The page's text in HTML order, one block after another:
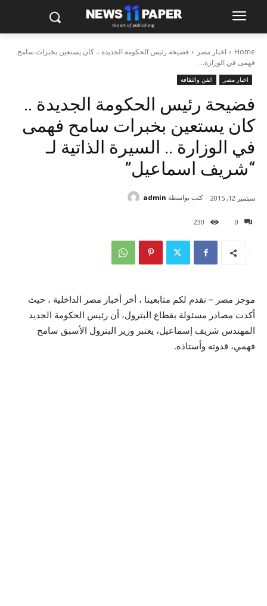
Home اخبار مصر
فضيحة رئيس الحكومة الجديدة .. كان يستعين بخبرات سامح
فهمى في الوزارة...
اخبار مصر الفن والثقافة
فضيحة رئيس الحكومة الجديدة ..
كان يستعين بخبرات سامح فهمى
في الوزارة .. السيرة الذاتية لـ
“شريف اسماعيل”
0
230
سبتمبر 12, 2015 كتب بواسطة admin
موجز مصر – نقدم لكم متابعينا ، أخر أخبار مصر الداخلية ، حيث
أكدت مصادر مسئولة بقطاع البترول، أن رئيس الحكومة الجديد
المهندس شريف إسماعيل، يعتبر وزير البترول الأسبق سامح
فهمي، قدوته وأستاذه.